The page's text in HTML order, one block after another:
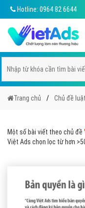
Hotline: 0964 82 6644
Trang chủ Chủ đề
Một số bài viết theo chủ đề
Việt Ads chọn lọc từ hơn